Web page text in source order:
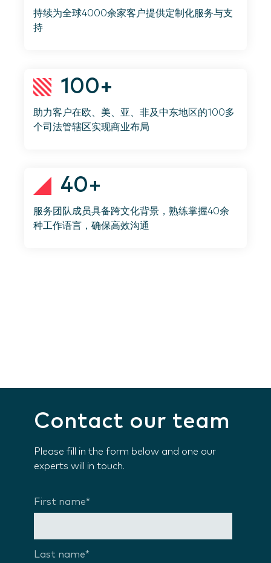
持续为全球4000余家客户提供定制化服务与支
持
100+
助力客户在欧、美、亚、非及中东地区的100多
个司法管辖区实现商业布局
40+
服务团队成员具备跨文化背景，熟练掌握40余
种工作语言，确保高效沟通
Contact our team
Please fill in the form below and one our
experts will in touch.
First name*
Last name*